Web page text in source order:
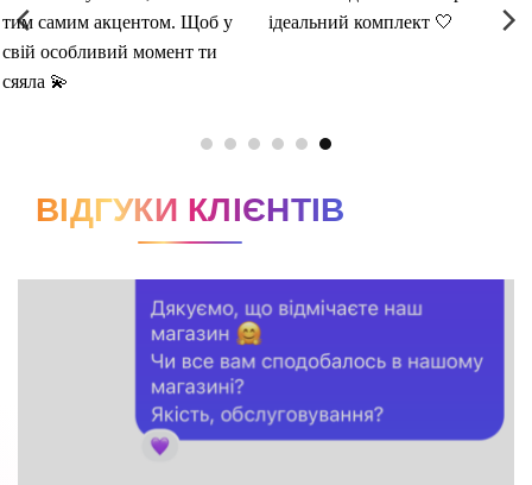
ВІДГУКИ КЛІЄНТІВ